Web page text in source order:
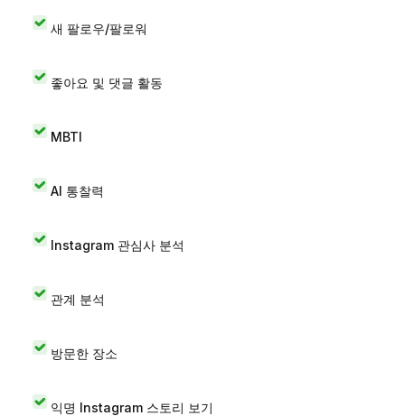
새 팔로우/팔로워
좋아요 및 댓글 활동
MBTI
AI 통찰력
Instagram 관심사 분석
관계 분석
방문한 장소
익명 Instagram 스토리 보기